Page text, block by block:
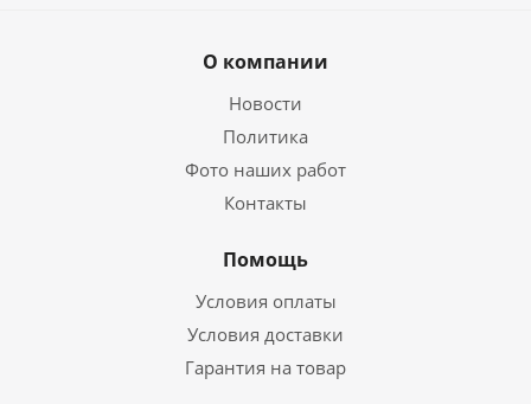
О компании
Новости
Политика
Фото наших работ
Контакты
Помощь
Условия оплаты
Условия доставки
Гарантия на товар